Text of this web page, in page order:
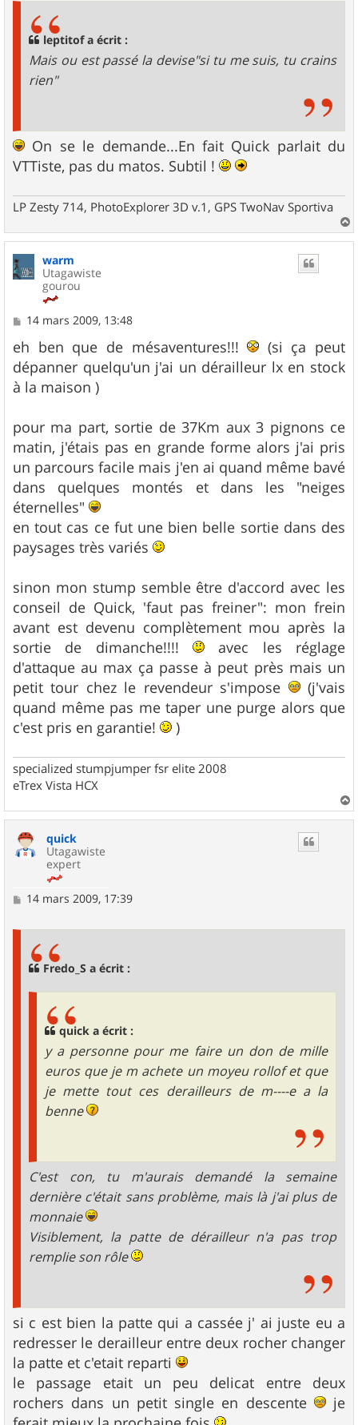
leptitof a écrit :
Mais ou est passé la devise"si tu me suis, tu crains
rien"
On se le demande...En fait Quick parlait du
VTTiste, pas du matos. Subtil !
LP Zesty 714, PhotoExplorer 3D v.1, GPS TwoNav Sportiva
a
warm
Utagawiste
gourou
M
s
s
a
g
e
14 mars 2009, 13:48
eh ben que de mésaventures!!!
(si ça peut
dépanner quelqu'un j'ai un dérailleur lx en stock
à la maison )
pour ma part, sortie de 37Km aux 3 pignons ce
matin, j'étais pas en grande forme alors j'ai pris
un parcours facile mais j'en ai quand même bavé
dans quelques montés et dans les "neiges
éternelles"
en tout cas ce fut une bien belle sortie dans des
paysages très variés
sinon mon stump semble être d'accord avec les
conseil de Quick, 'faut pas freiner": mon frein
avant est devenu complètement mou après la
sortie de dimanche!!!!
avec les réglage
d'attaque au max ça passe à peut près mais un
petit tour chez le revendeur s'impose
(j'vais
quand même pas me taper une purge alors que
c'est pris en garantie!
)
specialized stumpjumper fsr elite 2008
eTrex Vista HCX
a
quick
Utagawiste
expert
M14 mars 2009, 17:39
Fredo_S a écrit :
quick a écrit :
y a personne pour me faire un don de mille
euros que je m achete un moyeu rollof et que
je mette tout ces derailleurs de m----e a la
benne
C'est con, tu m'aurais demandé la semaine
dernière c'était sans problème, mais là j'ai plus de
monnaie
Visiblement, la patte de dérailleur n'a pas trop
remplie son rôle
si c est bien la patte qui a cassée j' ai juste eu a
redresser le derailleur entre deux rocher changer
la patte et c'etait reparti
le passage etait un peu delicat entre deux
rochers dans un petit single en descente
je